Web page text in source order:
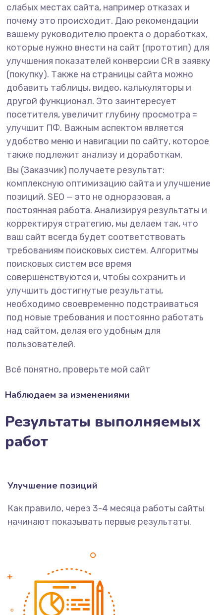
слабых местах сайта, например отказах и
почему это происходит. Даю рекомендации
вашему руководителю проекта о доработках,
которые нужно внести на сайт (прототип) для
улучшения показателей конверсии CR в заявку
(покупку). Также на страницы сайта можно
добавить таблицы, видео, калькуляторы и
другой функционал. Это заинтересует
посетителя, увеличит глубину просмотра =
улучшит ПФ. Важным аспектом является
удобство меню и навигации по сайту, которое
также подлежит анализу и доработкам.
Вы (Заказчик) получаете результат:
комплексную оптимизацию сайта и улучшение
позиций. SEO — это не одноразовая, а
постоянная работа. Анализируя результаты и
корректируя стратегию, мы делаем так, что
ваш сайт всегда будет соответствовать
требованиям поисковых систем. Алгоритмы
поисковых систем все время
совершенствуются и, чтобы сохранить и
улучшить достигнутые результаты,
необходимо своевременно подстраиваться
под новые требования и постоянно работать
над сайтом, делая его удобным для
пользователей.
Всё понятно, проверьте мой сайт
Наблюдаем за изменениями
Результаты выполняемых
работ
Улучшение позиций
Как правило, через 3-4 месяца работы сайты
начинают показывать первые результаты.